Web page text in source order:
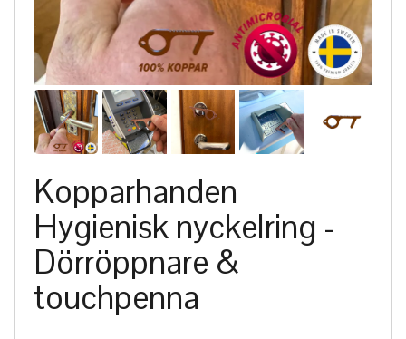
Kopparhanden
Hygienisk nyckelring -
Dörröppnare &
touchpenna